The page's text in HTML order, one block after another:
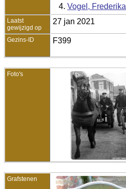
4. Vogel, Frederika
Laatst
gewijzigd op
27 jan 2021
Gezins-ID F399
Foto's
Grafstenen